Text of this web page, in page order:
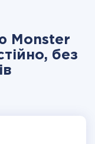
Monster
без